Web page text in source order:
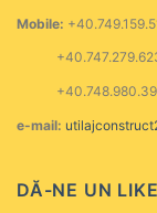
Mobile:
e-mail:
DĂ-NE UN LIKE